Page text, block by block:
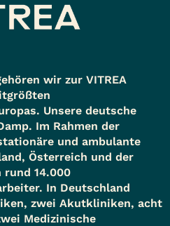
wir zur VITREA
Unsere deutsche
Im Rahmen der
und ambulante
Österreich und der
rund 14.000
In Deutschland
zwei Akutkliniken, acht
Medizinische